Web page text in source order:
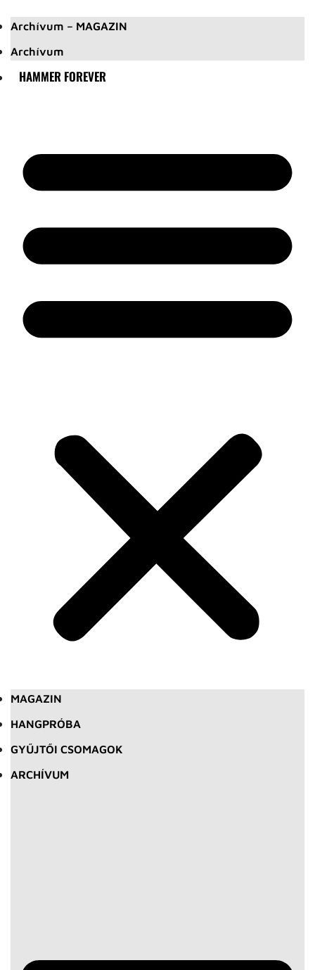
Archívum – MAGAZIN
Archívum
HAMMER FOREVER
MAGAZIN
HANGPRÓBA
GYŰJTŐI CSOMAGOK
ARCHÍVUM